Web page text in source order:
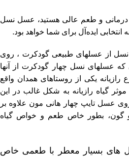
درمانی و طعم عالی هستید، عسل نسل
ایده‌آل برای شما خواهد بود.
نسل از عسلهای طبیعی گودکرت ، روی
که عسلهای نسل چهار گودکرت از آنها
یکی از روستاهای همدان واقع
گیاه رازیانه به شکل غالب در این
عسل تایپ چهار هانی مون علاوه بر
و گون، بطور خاص طعم و خواص گیاه
های بسیار معطر با طعمی خاص